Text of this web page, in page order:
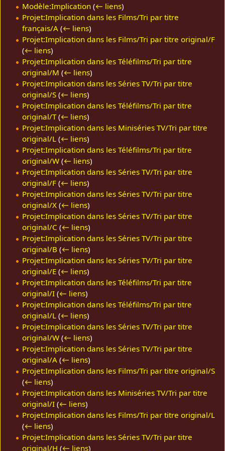
Modèle:Implication (← liens)
Projet:Implication dans les Films/Tri par titre
français/A (← liens)
Projet:Implication dans les Films/Tri par titre original/F
(← liens)
Projet:Implication dans les Téléfilms/Tri par titre
original/M (← liens)
Projet:Implication dans les Séries TV/Tri par titre
original/S (← liens)
Projet:Implication dans les Téléfilms/Tri par titre
original/T (← liens)
Projet:Implication dans les Miniséries TV/Tri par titre
original/L (← liens)
Projet:Implication dans les Téléfilms/Tri par titre
original/W (← liens)
Projet:Implication dans les Séries TV/Tri par titre
original/F (← liens)
Projet:Implication dans les Séries TV/Tri par titre
original/X (← liens)
Projet:Implication dans les Séries TV/Tri par titre
original/C (← liens)
Projet:Implication dans les Séries TV/Tri par titre
original/B (← liens)
Projet:Implication dans les Séries TV/Tri par titre
original/E (← liens)
Projet:Implication dans les Téléfilms/Tri par titre
original/I (← liens)
Projet:Implication dans les Téléfilms/Tri par titre
original/L (← liens)
Projet:Implication dans les Séries TV/Tri par titre
original/W (← liens)
Projet:Implication dans les Séries TV/Tri par titre
original/A (← liens)
Projet:Implication dans les Films/Tri par titre original/S
(← liens)
Projet:Implication dans les Miniséries TV/Tri par titre
original/I (← liens)
Projet:Implication dans les Films/Tri par titre original/L
(← liens)
Projet:Implication dans les Séries TV/Tri par titre
original/H (← liens)